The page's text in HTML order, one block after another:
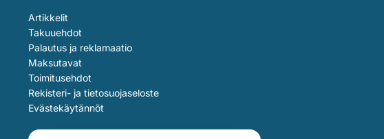
Artikkelit
Takuuehdot
Palautus ja reklamaatio
Maksutavat
Toimitusehdot
Rekisteri- ja tietosuojaseloste
Evästekäytännöt